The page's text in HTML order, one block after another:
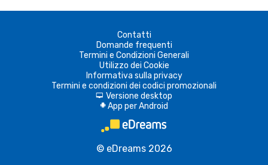
Contatti
Domande frequenti
Termini e Condizioni Generali
Utilizzo dei Cookie
Informativa sulla privacy
Termini e condizioni dei codici promozionali
d Versione desktop
A App per Android
© eDreams 2026